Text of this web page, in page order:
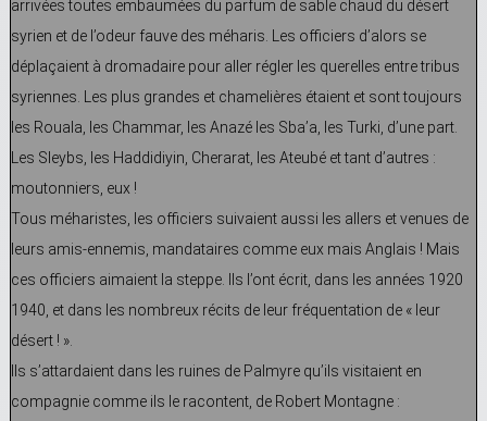
arrivées toutes embaumées du parfum de sable chaud du désert
syrien et de l’odeur fauve des méharis. Les officiers d’alors se
déplaçaient à dromadaire pour aller régler les querelles entre tribus
syriennes. Les plus grandes et chamelières étaient et sont toujours
les Rouala, les Chammar, les Anazé les Sba’a, les Turki, d’une part.
Les Sleybs, les Haddidiyin, Cherarat, les Ateubé et tant d’autres :
moutonniers, eux !
Tous méharistes, les officiers suivaient aussi les allers et venues de
leurs amis-ennemis, mandataires comme eux mais Anglais ! Mais
ces officiers aimaient la steppe. Ils l’ont écrit, dans les années 1920
1940, et dans les nombreux récits de leur fréquentation de « leur
désert ! ».
Ils s’attardaient dans les ruines de Palmyre qu’ils visitaient en
compagnie comme ils le racontent, de Robert Montagne :